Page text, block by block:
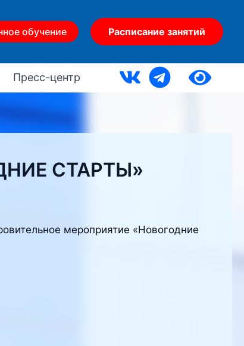
обучение Расписание занятий
Пресс-центр
СТАРТЫ»
мероприятие «Новогодние